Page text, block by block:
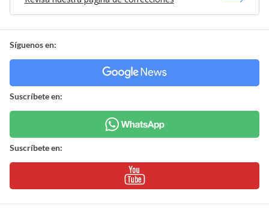
Síguenos en:
Suscríbete en:
Suscríbete en: